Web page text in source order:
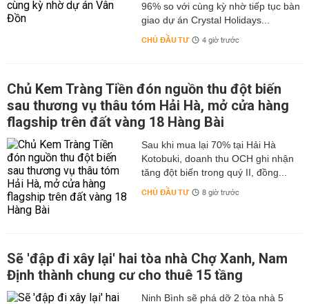
96% so với cùng kỳ nhờ tiếp tục bàn
giao dự án Crystal Holidays...
CHỦ ĐẦU TƯ 4 giờ trước
Chủ Kem Tràng Tiền đón nguồn thu đột biến
sau thương vụ thâu tóm Hải Hà, mở cửa hàng
flagship trên đất vàng 18 Hàng Bài
Sau khi mua lại 70% tại Hải Hà
Kotobuki, doanh thu OCH ghi nhận
tăng đột biến trong quý II, đồng...
CHỦ ĐẦU TƯ 8 giờ trước
Sẽ 'đập đi xây lại' hai tòa nhà Chợ Xanh, Nam
Định thành chung cư cho thuê 15 tầng
Ninh Bình sẽ phá dỡ 2 tòa nhà 5